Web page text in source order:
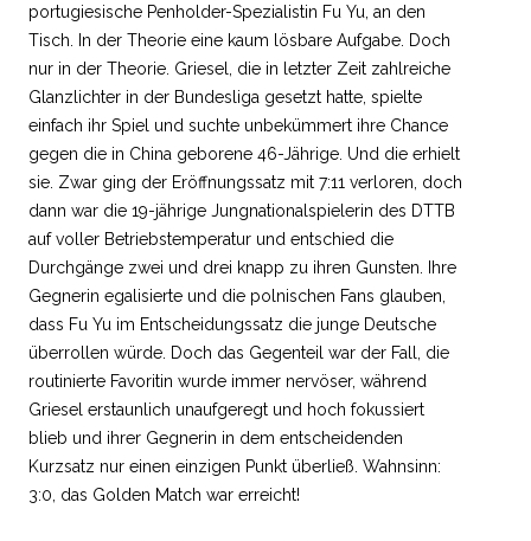
portugiesische Penholder-Spezialistin Fu Yu, an den
Tisch. In der Theorie eine kaum lösbare Aufgabe. Doch
nur in der Theorie. Griesel, die in letzter Zeit zahlreiche
Glanzlichter in der Bundesliga gesetzt hatte, spielte
einfach ihr Spiel und suchte unbekümmert ihre Chance
gegen die in China geborene 46-Jährige. Und die erhielt
sie. Zwar ging der Eröffnungssatz mit 7:11 verloren, doch
dann war die 19-jährige Jungnationalspielerin des DTTB
auf voller Betriebstemperatur und entschied die
Durchgänge zwei und drei knapp zu ihren Gunsten. Ihre
Gegnerin egalisierte und die polnischen Fans glauben,
dass Fu Yu im Entscheidungssatz die junge Deutsche
überrollen würde. Doch das Gegenteil war der Fall, die
routinierte Favoritin wurde immer nervöser, während
Griesel erstaunlich unaufgeregt und hoch fokussiert
blieb und ihrer Gegnerin in dem entscheidenden
Kurzsatz nur einen einzigen Punkt überließ. Wahnsinn:
3:0, das Golden Match war erreicht!